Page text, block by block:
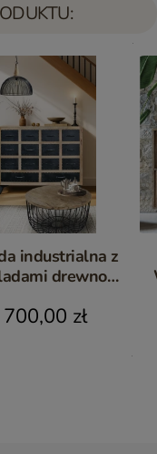
industrialna z
drewno
zł